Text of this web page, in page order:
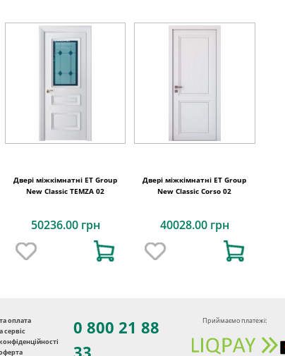
Двері міжкімнатні ET Group
New Classic TEMZA 02
50236.00 грн
Двері міжкімнатні ET Group
New Classic Corso 02
40028.00 грн
оплата
сервіс
0 800 21 88
Приймаємо платежі: